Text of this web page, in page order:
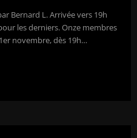
Bernard L. Arrivée vers 19h
les derniers. Onze membres
novembre, dès 19h…